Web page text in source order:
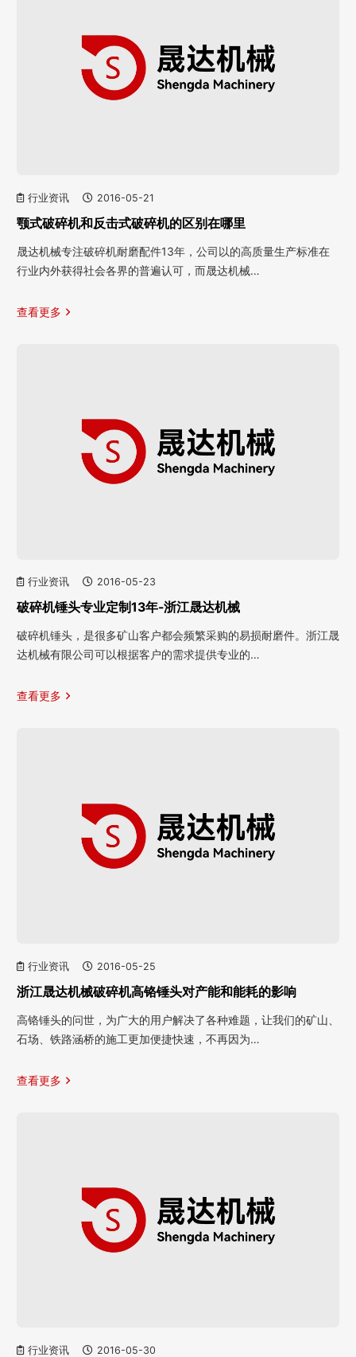
行业资讯 2016-05-21
颚式破碎机和反击式破碎机的区别在哪里
晟达机械专注破碎机耐磨配件13年，公司以的高质量生产标准在
行业内外获得社会各界的普遍认可，而晟达机械…
查看更多
行业资讯 2016-05-23
破碎机锤头专业定制13年-浙江晟达机械
破碎机锤头，是很多矿山客户都会频繁采购的易损耐磨件。浙江晟
达机械有限公司可以根据客户的需求提供专业的…
查看更多
行业资讯 2016-05-25
浙江晟达机械破碎机高铬锤头对产能和能耗的影响
高铬锤头的问世，为广大的用户解决了各种难题，让我们的矿山、
石场、铁路涵桥的施工更加便捷快速，不再因为…
查看更多
行业资讯 2016-05-30